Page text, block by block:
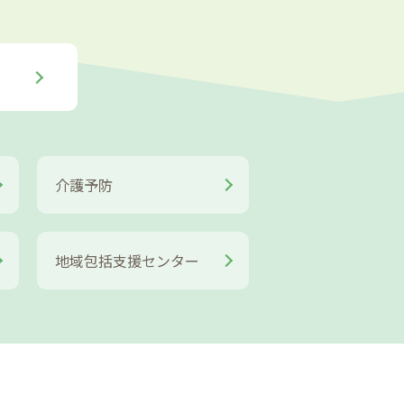
介護予防
地域包括支援センター